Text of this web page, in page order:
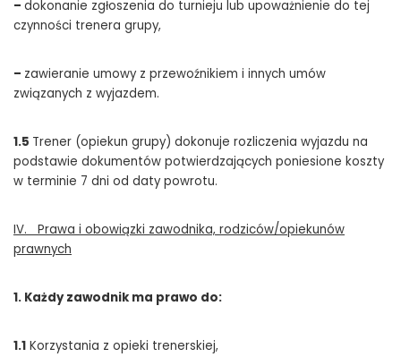
– dokonanie zgłoszenia do turnieju lub upoważnienie do tej
czynności trenera grupy,
– zawieranie umowy z przewoźnikiem i innych umów
związanych z wyjazdem.
1.5 Trener (opiekun grupy) dokonuje rozliczenia wyjazdu na
podstawie dokumentów potwierdzających poniesione koszty
w terminie 7 dni od daty powrotu.
IV. Prawa i obowiązki zawodnika, rodziców/opiekunów
prawnych
1. Każdy zawodnik ma prawo do:
1.1 Korzystania z opieki trenerskiej,